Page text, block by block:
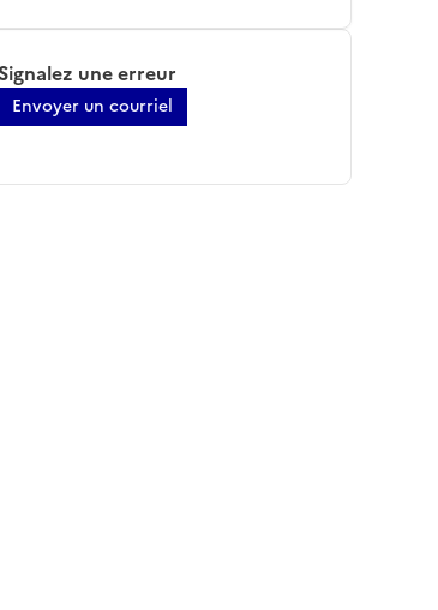
Signalez une erreur
Envoyer un courriel